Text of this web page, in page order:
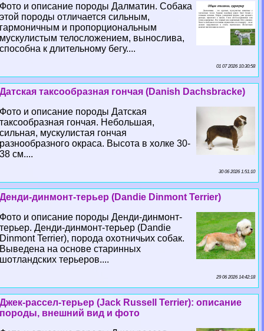
Фото и описание породы Далматин. Собака
этой породы отличается сильным,
гармоничным и пропорциональным
мускулистым телосложением, вынослива,
способна к длительному бегу....
01 07 2026 10:30:58
Датская таксообразная гончая (Danish Dachsbracke)
Фото и описание породы Датская
таксообразная гончая. Небольшая,
сильная, мускулистая гончая
разнообразного окраса. Высота в холке 30-
38 см....
30 06 2026 1:51:10
Денди-динмонт-терьер (Dandie Dinmont Terrier)
Фото и описание породы Денди-динмонт-
терьер. Денди-динмонт-терьер (Dandie
Dinmont Terrier), порода охотничьих собак.
Выведена на основе старинных
шотландских терьеров....
29 06 2026 14:42:18
Джек-рассел-терьер (Jack Russell Terrier): описание
породы, внешний вид и фото